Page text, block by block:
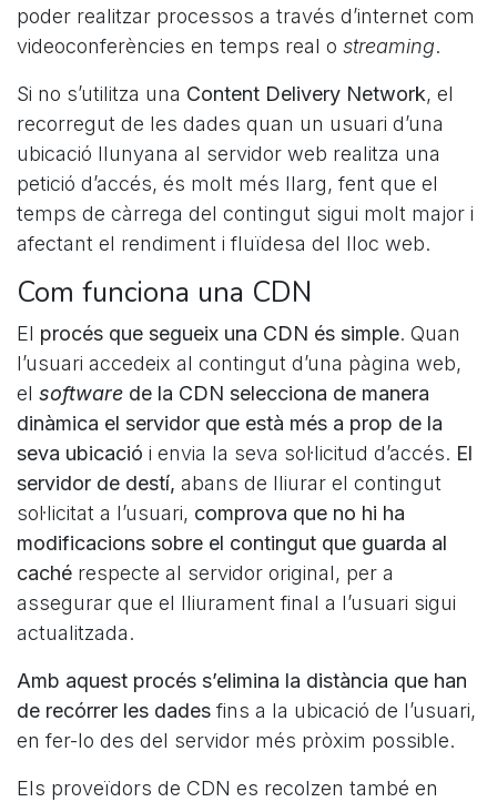
poder realitzar processos a través d’internet com
videoconferències en temps real o streaming.
Si no s’utilitza una Content Delivery Network, el
recorregut de les dades quan un usuari d’una
ubicació llunyana al servidor web realitza una
petició d’accés, és molt més llarg, fent que el
temps de càrrega del contingut sigui molt major i
afectant el rendiment i fluïdesa del lloc web.
Com funciona una CDN
El procés que segueix una CDN és simple. Quan
l’usuari accedeix al contingut d’una pàgina web,
el software de la CDN selecciona de manera
dinàmica el servidor que està més a prop de la
seva ubicació i envia la seva sol·licitud d’accés. El
servidor de destí, abans de lliurar el contingut
sol·licitat a l’usuari, comprova que no hi ha
modificacions sobre el contingut que guarda al
caché respecte al servidor original, per a
assegurar que el lliurament final a l’usuari sigui
actualitzada.
Amb aquest procés s’elimina la distància que han
de recórrer les dadesfins a la ubicació de l’usuari,
en fer-lo des del servidor més pròxim possible.
Els proveïdors de CDN es recolzen també en